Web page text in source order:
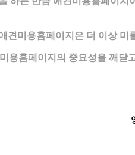
견미용홈페이지은 더 이상
용홈페이지의 중요성을 깨